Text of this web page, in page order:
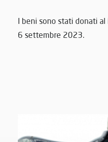
I beni sono stati donati al
6 settembre 2023.